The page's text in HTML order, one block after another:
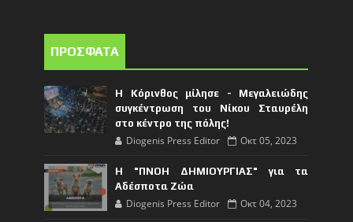
ΠΡΟΣΦΑΤΑ
Η Κόρινθος μίλησε - Μεγαλειώδης
συγκέντρωση του Νίκου Σταυρέλη
στο κέντρο της πόλης!
Diogenis Press Editor Οκτ 05, 2023
Η "ΠΝΟΗ ΔΗΜΙΟΥΡΓΙΑΣ" για τα
Αδέσποτα Ζώα
Diogenis Press Editor Οκτ 04, 2023